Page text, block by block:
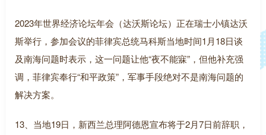
2023年世界经济论坛年会（达沃斯论坛）正在瑞士小镇达沃
斯举行，参加会议的菲律宾总统马科斯当地时间1月18日谈
及南海问题时表示，这一问题让他“夜不能寐”，但他补充强
调，菲律宾奉行“和平政策”，军事手段绝对不是南海问题的
解决方案。
13、当地19日，新西兰总理阿德恩宣布将于2月7日前辞职，